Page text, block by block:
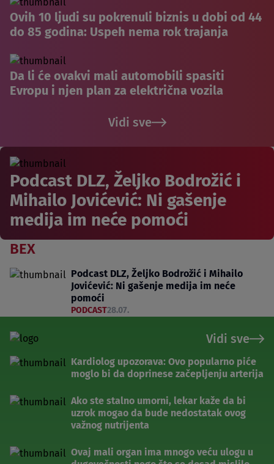
Ovih 10 ljudi su pokrenuli biznis u dobi od 44
do 85 godina: Uspeh nema rok trajanja
Da li će ovakvi mali automobili spasiti
Evropu i njen plan za električna vozila
Vidi sve
Podcast DLZ, Željko Bodrožić i
Mihailo Jovićević: Ni gašenje
medija im neće pomoći
BEX
Podcast DLZ, Željko Bodrožić i Mihailo
Jovićević: Ni gašenje medija im neće
pomoći
PODCAST28.07.
Vidi sve
Kardiolog upozorava: Ovo popularno piće
moglo bi da doprinese začepljenju arterija
Ako ste stalno umorni, lekar kaže da bi
uzrok mogao da bude nedostatak ovog
važnog nutrijenta
Ovaj mali organ ima mnogo veću ulogu u